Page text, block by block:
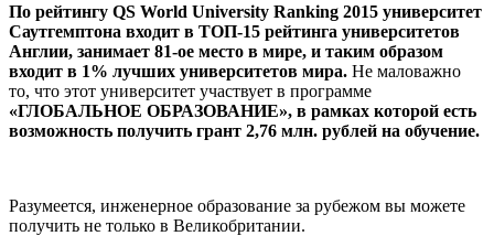
По рейтингу QS World University Ranking 2015 университет
Саутгемптона входит в ТОП-15 рейтинга университетов
Англии, занимает 81-ое место в мире, и таким образом
входит в 1% лучших университетов мира. Не маловажно
то, что этот университет участвует в программе
«ГЛОБАЛЬНОЕ ОБРАЗОВАНИЕ», в рамках которой есть
возможность получить грант 2,76 млн. рублей на обучение.
Разумеется, инженерное образование за рубежом вы можете
получить не только в Великобритании.